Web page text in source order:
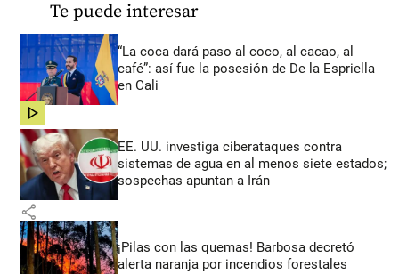
Te puede interesar
“La coca dará paso al coco, al cacao, al
café”: así fue la posesión de De la Espriella
en Cali
share
EE. UU. investiga ciberataques contra
sistemas de agua en al menos siete estados;
sospechas apuntan a Irán
share
¡Pilas con las quemas! Barbosa decretó
alerta naranja por incendios forestales